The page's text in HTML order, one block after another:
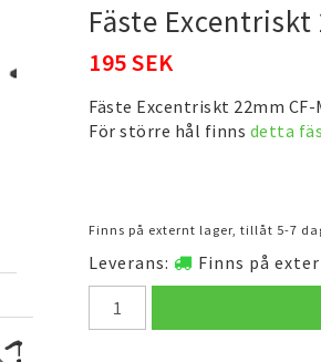
Fäste
195 SEK
Fäste Excentriskt 22mm
För större hål finns detta
Finns på externt lager, tillåt 5-7
Leverans: Finns på